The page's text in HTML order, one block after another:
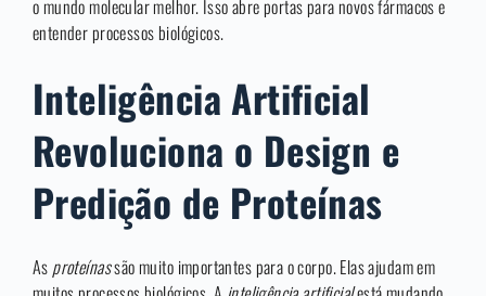
o mundo molecular melhor. Isso abre portas para novos fármacos e
entender processos biológicos.
Inteligência Artificial
Revoluciona o Design e
Predição de Proteínas
As proteínassão muito importantes para o corpo. Elas ajudam em